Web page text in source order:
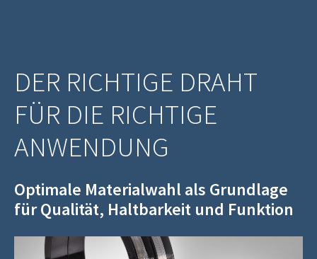
DER RICHTIGE DRAHT
FÜR DIE RICHTIGE
ANWENDUNG
Optimale Materialwahl als Grundlage
für Qualität, Haltbarkeit und Funktion